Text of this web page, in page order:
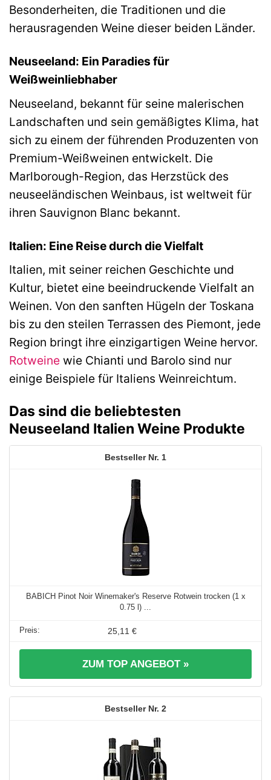
Besonderheiten, die Traditionen und die
herausragenden Weine dieser beiden Länder.
Neuseeland: Ein Paradies für
Weißweinliebhaber
Neuseeland, bekannt für seine malerischen
Landschaften und sein gemäßigtes Klima, hat
sich zu einem der führenden Produzenten von
Premium-Weißweinen entwickelt. Die
Marlborough-Region, das Herzstück des
neuseeländischen Weinbaus, ist weltweit für
ihren Sauvignon Blanc bekannt.
Italien: Eine Reise durch die Vielfalt
Italien, mit seiner reichen Geschichte und
Kultur, bietet eine beeindruckende Vielfalt an
Weinen. Von den sanften Hügeln der Toskana
bis zu den steilen Terrassen des Piemont, jede
Region bringt ihre einzigartigen Weine hervor.
Rotweine wie Chianti und Barolo sind nur
einige Beispiele für Italiens Weinreichtum.
Das sind die beliebtesten
Neuseeland Italien Weine Produkte
1
BABICH Pinot Noir Winemaker's Reserve Rotwein trocken (1 x
0.75 l) ...
25,11 €
ZUM TOP ANGEBOT »
2